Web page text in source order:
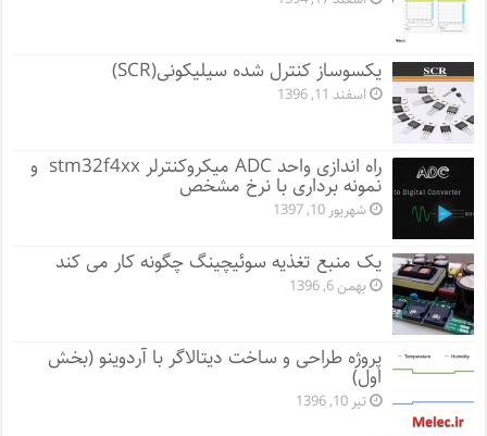
یکسوساز کنترل شده سیلیکونی(SCR)
اسفند 11, 1396
راه اندازی واحد ADC میکروکنترلر stm32f4xx و
نمونه برداری با نرخ مشخص
شهریور 10, 1397
یک منبع تغذیه سوئیچینگ چگونه کار می کند
بهمن 6, 1396
پروژه طراحی و ساخت دیتالاگر با آردوینو (بخش
اول)
تیر 10, 1396